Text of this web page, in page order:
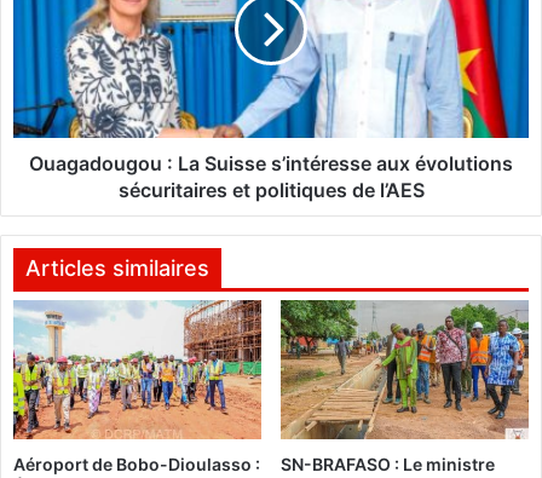
b
u
l
c
o
r
e
e
s
t
u
g
:
L
S
u
i
s
s
e
s
’
Ouagadougou : La Suisse s’intéresse aux évolutions
sécuritaires et politiques de l’AES
Articles similaires
Aéroport de Bobo-Dioulasso :
SN-BRAFASO : Le ministre